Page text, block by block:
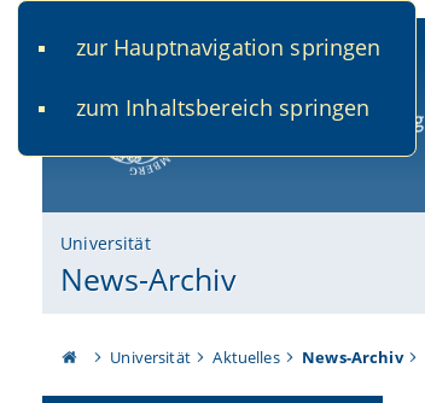
zur Hauptnavigation springen
zum Inhaltsbereich springen
Universität
News-Archiv
Universität Aktuelles News-Archiv